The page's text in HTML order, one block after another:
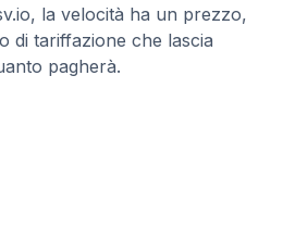
la velocità ha un prezzo,
di tariffazione che lascia
pagherà.